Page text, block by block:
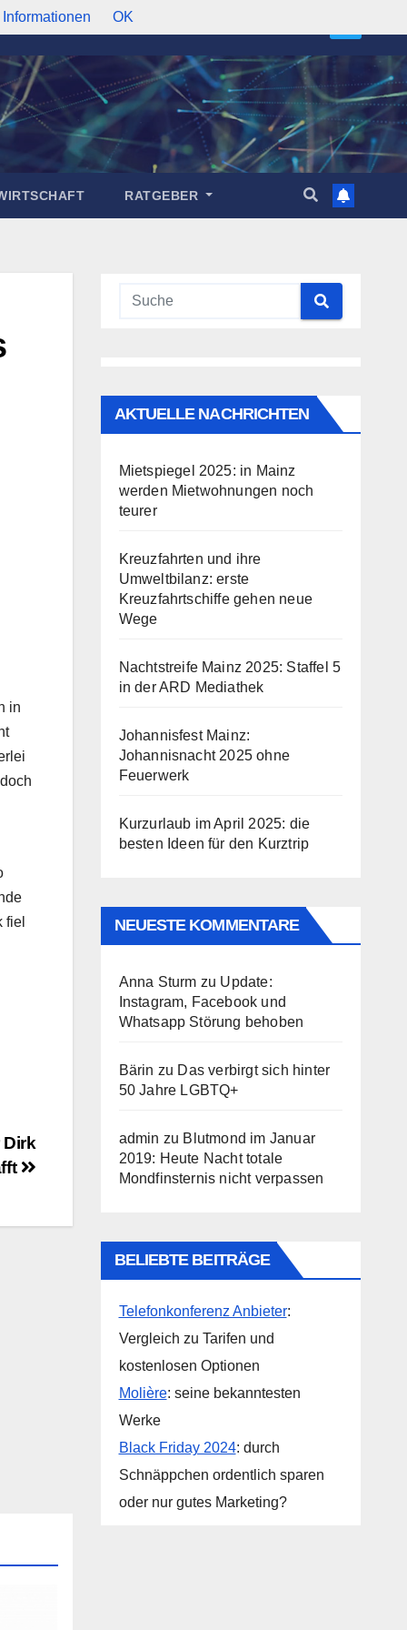
RATGEBER
in
fiel
Dirk
AKTUELLE NACHRICHTEN
Mietspiegel 2025: in Mainz
werden Mietwohnungen noch
teurer
Kreuzfahrten und ihre
Umweltbilanz: erste
Kreuzfahrtschiffe gehen neue
Wege
Nachtstreife Mainz 2025: Staffel 5
in der ARD Mediathek
Johannisfest Mainz:
Johannisnacht 2025 ohne
Feuerwerk
Kurzurlaub im April 2025: die
besten Ideen für den Kurztrip
NEUESTE KOMMENTARE
Anna Sturm zu Update:
Instagram, Facebook und
Whatsapp Störung behoben
Bärin zu Das verbirgt sich hinter
50 Jahre LGBTQ+
admin zu Blutmond im Januar
2019: Heute Nacht totale
Mondfinsternis nicht verpassen
BELIEBTE BEITRÄGE
Telefonkonferenz Anbieter:
Vergleich zu Tarifen und
kostenlosen Optionen
Molière: seine bekanntesten
Werke
Black Friday 2024: durch
Schnäppchen ordentlich sparen
oder nur gutes Marketing?
OK